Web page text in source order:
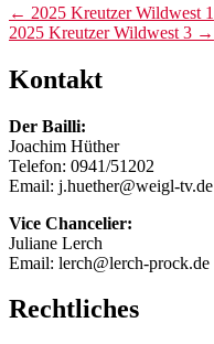
Post
navigation
← 2025 Kreutzer Wildwest 1
2025 Kreutzer Wildwest 3 →
Kontakt
Der Bailli:
Joachim Hüther
Telefon: 0941/51202
Email: j.huether@weigl-tv.de
Vice Chancelier:
Juliane Lerch
Email: lerch@lerch-prock.de
Rechtliches